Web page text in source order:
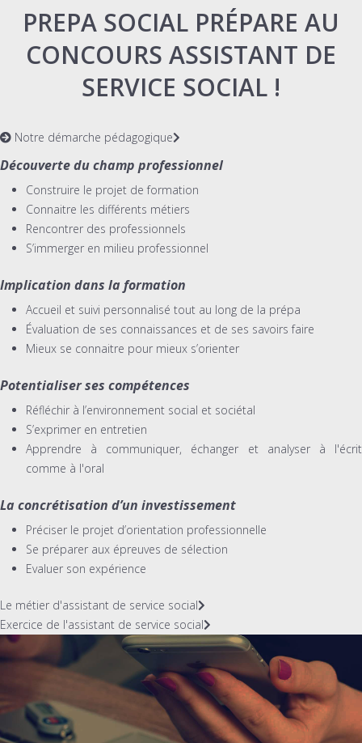
PREPA SOCIAL PRÉPARE AU
CONCOURS ASSISTANT DE
SERVICE SOCIAL !
Notre démarche pédagogique
Découverte du champ professionnel
Construire le projet de formation
Connaitre les différents métiers
Rencontrer des professionnels
S’immerger en milieu professionnel
Implication dans la formation
Accueil et suivi personnalisé tout au long de la prépa
Évaluation de ses connaissances et de ses savoirs faire
Mieux se connaitre pour mieux s’orienter
Potentialiser ses compétences
Réfléchir à l’environnement social et sociétal
S’exprimer en entretien
Apprendre à communiquer, échanger et analyser à l'écrit
comme à l'oral
La concrétisation d’un investissement
Préciser le projet d’orientation professionnelle
Se préparer aux épreuves de sélection
Evaluer son expérience
Le métier d'assistant de service social
Exercice de l'assistant de service social